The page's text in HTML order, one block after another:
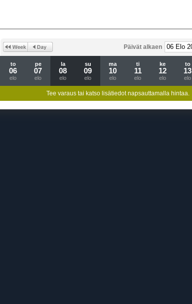
Päivät alkaen
to
06
elo
pe
07
elo
la
08
elo
su
09
elo
ma
10
elo
ti
11
elo
ke
12
elo
to
13
elo
Tee varaus tai katso lisätiedot napsauttamalla hintaa.